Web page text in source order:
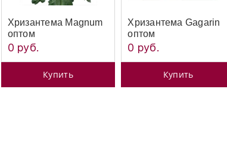
Хризантема Magnum
оптом
0 руб.
Купить
Хризантема Gagarin
оптом
0 руб.
Купить